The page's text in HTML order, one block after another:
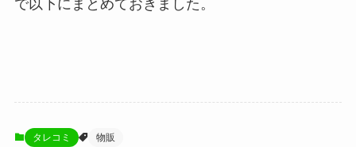
で以下にまとめておきました。
タレコミ 物販